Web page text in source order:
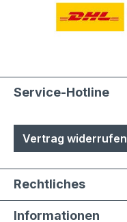
Service-Hotline
Vertrag widerrufen
Rechtliches
Informationen